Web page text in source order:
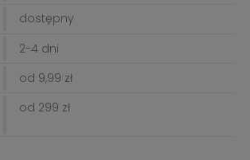
dostępny
2-4 dni
od 9,99 zł
od 299 zł